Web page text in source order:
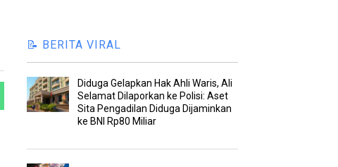
📝 BERITA VIRAL
Diduga Gelapkan Hak Ahli Waris, Ali
Selamat Dilaporkan ke Polisi: Aset
Sita Pengadilan Diduga Dijaminkan
ke BNI Rp80 Miliar